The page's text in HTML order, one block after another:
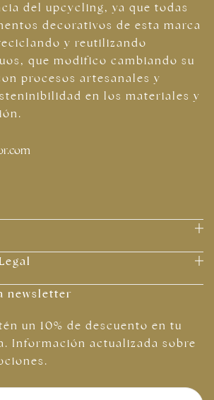
del upcycling, ya que todas
decorativos de esta marca
y reutilizando
que modifico cambiando su
procesos artesanales y
en los materiales y
newsletter
un 10% de descuento en tu
Información actualizada sobre